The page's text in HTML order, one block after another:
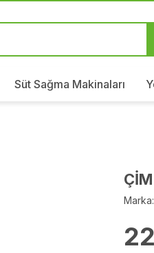
Süt Sağma Makinaları
Marka: